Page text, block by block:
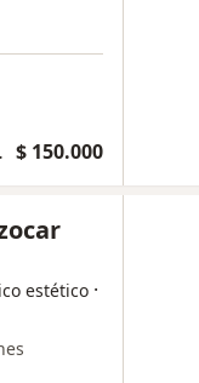
$ 150.000
estético ·